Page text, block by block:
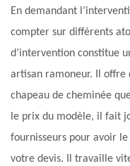
En demandant
compter sur différents
d’intervention constitue
artisan ramoneur. Il
chapeau de cheminée
le prix du modèle, il fait
fournisseurs pour avoir
votre devis. Il travaille